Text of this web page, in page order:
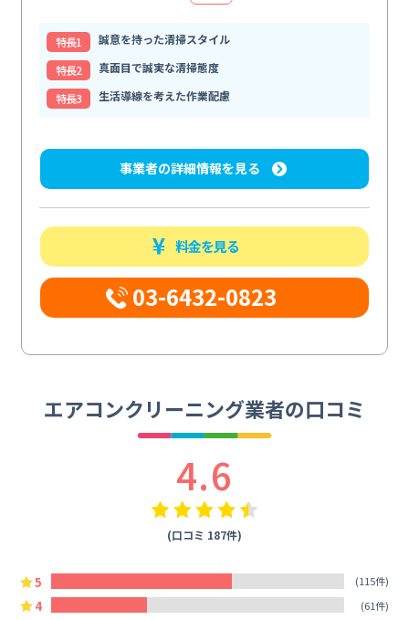
特⻑1
誠意を持った清掃スタイル
特⻑2
真面目で誠実な清掃態度
特⻑3
生活導線を考えた作業配慮
事業者の詳細情報を見る
料金を見る
03-6432-0823
エアコンクリーニング業者の口コミ
4.6
(口コミ 187件)
5 (115件)
4 (61件)